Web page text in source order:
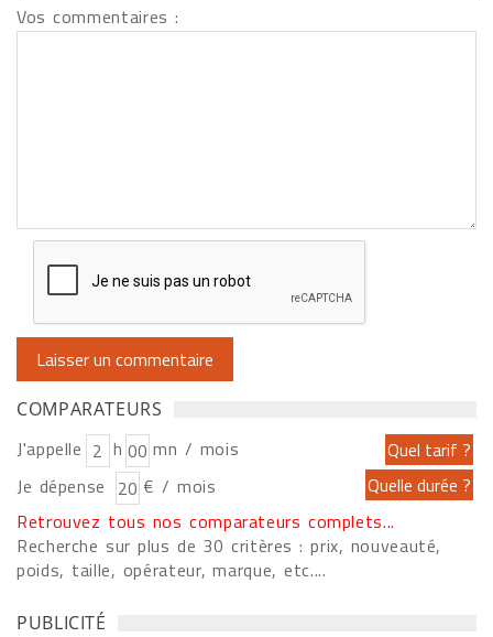
Vos commentaires :
COMPARATEURS
J'appelle h
mn / mois
Je dépense
€ / mois
Retrouvez tous nos comparateurs complets...
Recherche sur plus de 30 critères : prix, nouveauté,
poids, taille, opérateur, marque, etc....
PUBLICITÉ